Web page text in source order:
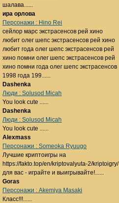
шалава......
ира орлова
Персонажи : Hino Rei
сейлор марс экстрасенсов рей хино
любит олег шепс экстрасенсов рей хино
любит года олег шепс экстрасенсов рей
хино помни олег шепс экстрасенсов рей
хино помни года олег шепс экстрасенсов
1998 года 199......
Dashenka
Люди : Solusod Micah
You look cute ......
Dashenka
Люди : Solusod Micah
You look cute ......
Alexmass
Персонажи : Someoka Ryuugo
Лучшие криптоигры на
https://fakto.top/en/kriptovalyuta-2/kriptoigry/
для вас - играйте и выигрывайте!......
Goras
Персонажи : Akemiya Masaki
Класс!!!......